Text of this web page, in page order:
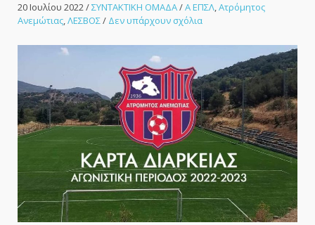
20 Ιουλίου 2022/ΣΥΝΤΑΚΤΙΚΗ ΟΜΑΔΑ/Α ΕΠΣΛ,Ατρόμητος
Ανεμώτιας,ΛΕΣΒΟΣ/ Δεν υπάρχουν σχόλιαστο
ανανεώσεις
Ατρόμητο
Ανεμώτιας.
–
ΑΘΛΗΤΙΚΟ
ΜΕΤΩΠΟ